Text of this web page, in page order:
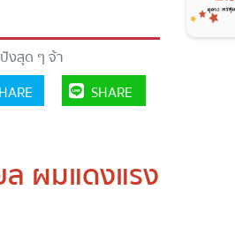
สุด ๆ จ้า
SHARE
ผมแดงแรง